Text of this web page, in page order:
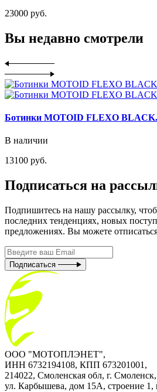
23000 руб.
Вы недавно смотрели
Ботинки MOTOID FLEXO
В наличии
13100 руб.
Подписаться на
Подпишитесь на нашу рассылку,
последних тенденциях, новых
предложениях. Вы можете
Подписаться
ООО "МОТОПЛЭНЕТ",
ИНН 6732194108, КПП 673201001,
214022, Смоленская обл, г. Смоленск,
ул. Карбышева, дом 15А, строение